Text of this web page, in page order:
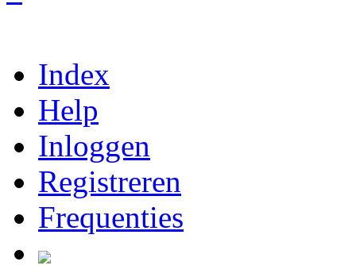
Index
Help
Inloggen
Registreren
Frequenties